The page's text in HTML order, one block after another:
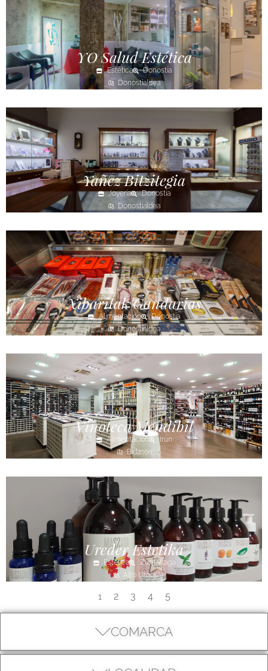
COMARCA
YO Salud Estética
Estética
Donostia
Donostialdea
Yañez Bitzitegia
Joyería
Donostia
Donostialdea
Xibaritak Gandarias
Alimentación
Donostia
Donostialdea
Vinoteca Mendibil
Alimentación
Irún
Bidasoa
Ureder Estetika
Estética
Zumarraga
Alto Urola
1 2 3 4 5